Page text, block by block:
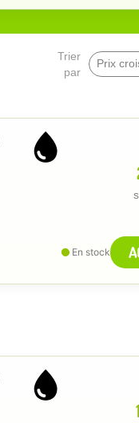
Trier
par
En stock